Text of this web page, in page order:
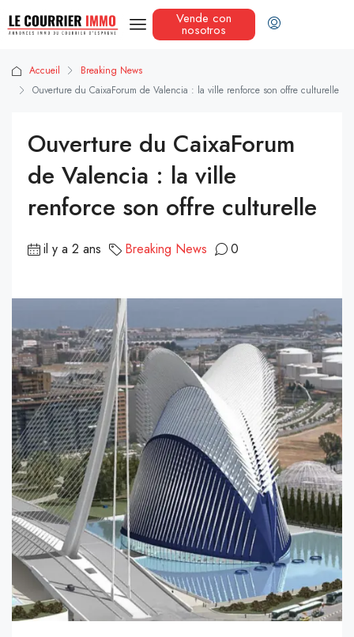
Vende con
nosotros
Accueil
Breaking News
Ouverture du CaixaForum de Valencia : la ville renforce son offre culturelle
Ouverture du CaixaForum
de Valencia : la ville
renforce son offre culturelle
il y a 2 ans Breaking News 0